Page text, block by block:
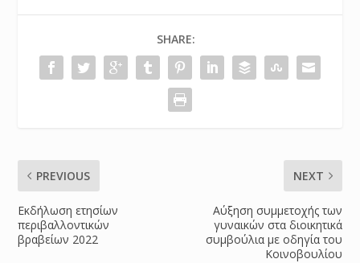
SHARE:
PREVIOUS
Εκδήλωση ετησίων
περιβαλλοντικών
βραβείων 2022
NEXT
Αύξηση συμμετοχής των
γυναικών στα διοικητικά
συμβούλια με οδηγία του
Κοινοβουλίου